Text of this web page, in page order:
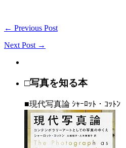
← Previous Post
Next Post →
□写真を知る本
■現代写真論 ｼｬｰﾛｯﾄ・ｺｯﾄﾝ